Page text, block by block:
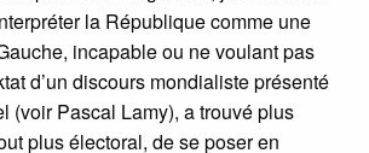
la République comme une
incapable ou ne voulant pas
d’un discours mondialiste présenté
(voir Pascal Lamy), a trouvé plus
plus électoral, de se poser en